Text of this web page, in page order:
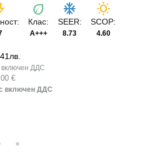
eco
Клас:
A+++
ac_unit
SEER:
8.73
wb_sunny
SCOP:
4.60
лв.
€